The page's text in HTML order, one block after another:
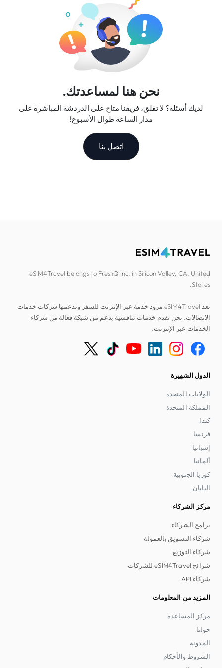
نحن هنا لمساعدتك.
لديك أسئلة؟ لا تقلق، فريقنا متاح على الدردشة المباشرة على
مدار الساعة طوال الأسبوع!
اتصل بنا
eSIM4Travel belongs to FreshQ Inc. in Silicon Valley, CA, United
States.
تعد eSIM4Travel مزود خدمة عبر الإنترنت للسفر وتدعمها شركات خدمات
الاتصالات. نحن نقدم خدمات تنافسية بدعم من شبكة فعالة من شركاء
الخدمات عبر الإنترنت.
الدول الشهيرة
الولايات المتحدة
المملكة المتحدة
كندا
فرنسا
إسبانيا
ألمانيا
كوريا الجنوبية
اليابان
مركز الشركاء
برامج الشركاء
شركاء التسويق بالعمولة
شركاء التوزيع
شرائح eSIM4Travel للشركات
شركاء API
المزيد من المعلومات
مركز المساعدة
حولنا
المدونة
الشروط والأحكام